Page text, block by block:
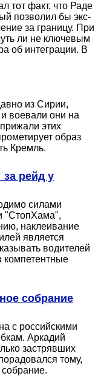
тот факт, что Раде
позволил бы экс-
за границу. При
ли не ключевым
об интеграции. В
из Сирии,
воевали они на
этих
образ
Кремль.
рейд у
силами
"СтопХама",
наклеивание
является
водителей
компетентные
собрание
с российскими
Аркадий
застрявших
тому,
собрание.